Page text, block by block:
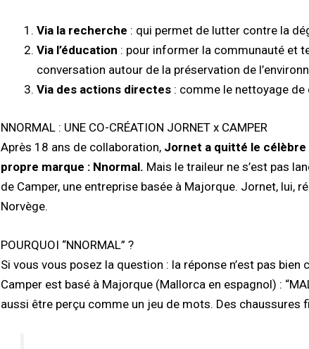
Via la recherche : qui permet de lutter contre la
Via l’éducation : pour informer la communauté et
conversation autour de la préservation de
Via des actions directes: comme le nettoyage de
NNORMAL : UNE CO-CRÉATION JORNET x CAMPER
Après 18 ans de collaboration, Jornet a quitté le
propre marque : Nnormal. Mais le traileur ne s’est pas
de Camper, une entreprise basée à Majorque. Jornet, lui,
Norvège.
POURQUOI “NNORMAL” ?
Si vous vous posez la question : la réponse n’est pas
Camper est basé à Majorque (Mallorca en espagnol) :
aussi être perçu comme un jeu de mots. Des chaussures